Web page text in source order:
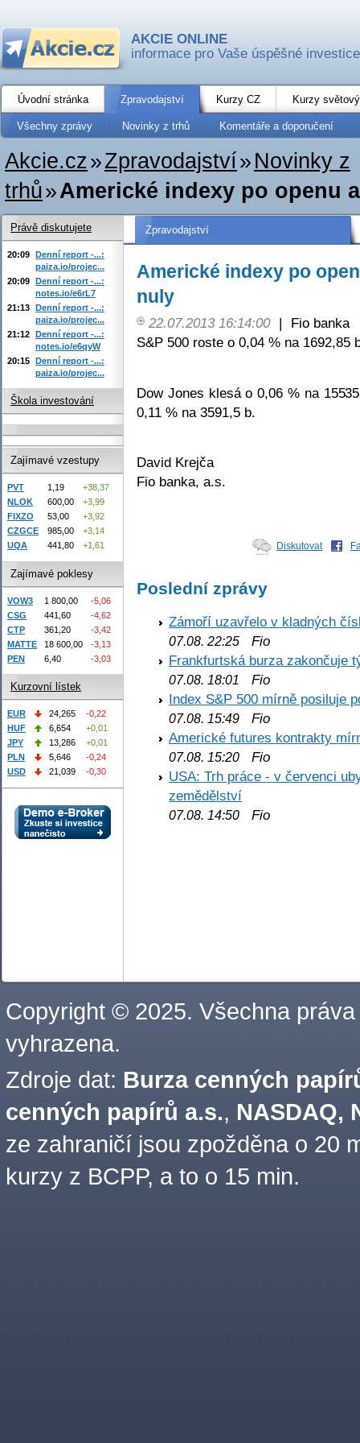
AKCIE ONLINE
informace pro Vaše úspěšné investice
Úvodní stránka Zpravodajství Kurzy CZ Kurzy
Všechny zprávy Novinky z trhů Komentáře a doporučení
Akcie.cz»Zpravodajství» Novinky z
trhů»Americké indexy po openu
Zpravodajství
Americké indexy po
nuly
22.07.2013 16:14:00 |
Fio banka
S&P 500 roste o 0,04 % na 1692,85
Dow Jones klesá o 0,06 % na
0,11 % na 3591,5 b.
David Krejča
Fio banka, a.s.
Diskutovat
Poslední zprávy
Zámoří uzavřelo v kladných
07.08. 22:25 Fio
Frankfurtská burza zakončuje
07.08. 18:01
Fio
Index S&P 500 mírně posiluje
07.08. 15:49 Fio
Americké futures kontrakty
07.08. 15:20 Fio
USA: Trh práce - v červenci
zemědělství
07.08. 14:50 Fio
Právě diskutujete
20:09 Denní report -...:
paiza.io/projec...
20:09 Denní report -...:
notes.io/e6rL7
21:13 Denní report -...:
paiza.io/projec...
21:12 Denní report -...:
notes.io/e6qyW
20:15 Denní report -...:
paiza.io/projec...
Škola investování
Zajímavé vzestupy
PVT 1,19
+38,37
NLOK
600,00
+3,99
FIXZO
53,00
+3,92
CZGCE
985,00
+3,14
UQA
441,80 +1,61
Zajímavé poklesy
VOW3 1 800,00
-5,06
CSG
441,60
-4,62
CTP
361,20
-3,42
MATTE
18 600,00
-3,13
PEN
6,40 -3,03
Kurzovní lístek
EUR 24,265
-0,22
HUF
6,654
+0,01
JPY
13,286
+0,01
PLN
5,646
-0,24
USD
21,039 -0,30
Copyright © 2025. Všechna práva
vyhrazena.
Zdroje dat: Burza cenných
cenných papírů a.s., NASDAQ,
ze zahraničí jsou zpožděna o 20
kurzy z BCPP, a to o 15 min.